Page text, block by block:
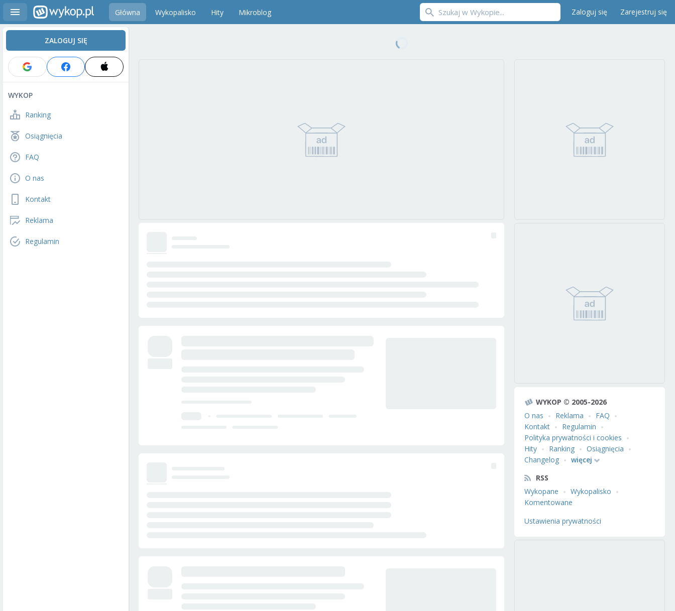
Główna Wykopalisko Hity Mikroblog Zaloguj się Zarejestruj się
ZALOGUJ SIĘ
WYKOP
Ranking
Osiągnięcia
FAQ
O nas
Kontakt
Reklama
Regulamin
WYKOP © 2005-2026
O nas
Reklama
FAQ
Kontakt
Regulamin
Polityka prywatności i cookies
Hity
Ranking
Osiągnięcia
Changelog
więcej
RSS
Wykopane
Wykopalisko
Komentowane
Ustawienia prywatności